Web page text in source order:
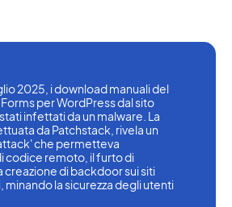
2025, i download manuali del
per WordPress dal sito
infettati da un malware. La
da Patchstack, rivela un
che permetteva
codice remoto, il furto di
creazione di backdoor sui siti
la sicurezza degli utenti